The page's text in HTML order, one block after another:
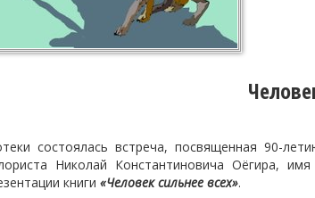
состоялась встреча, посвященная 90-
Николай Константиновича Оёгира,
книги «Человек сильнее всех».